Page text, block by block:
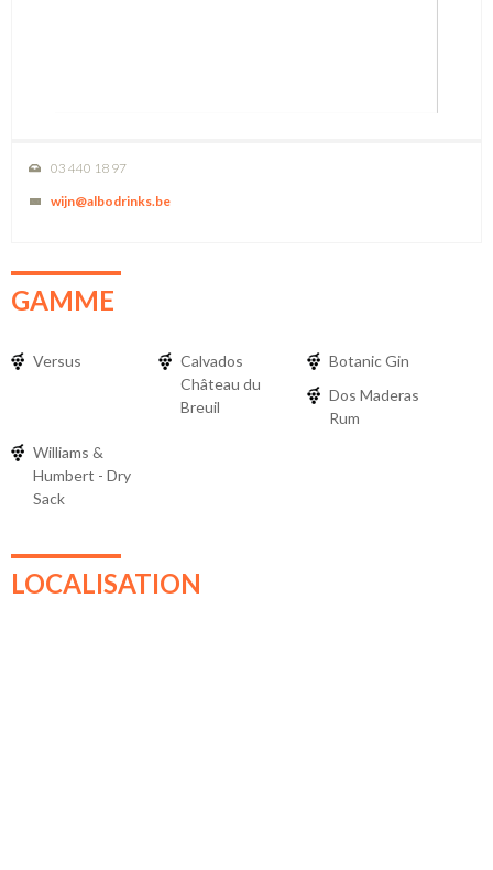
03 440 18 97
wijn@albodrinks.be
GAMME
Versus
Calvados
Château du
Breuil
Botanic Gin
Dos Maderas
Rum
Williams &
Humbert - Dry
Sack
LOCALISATION